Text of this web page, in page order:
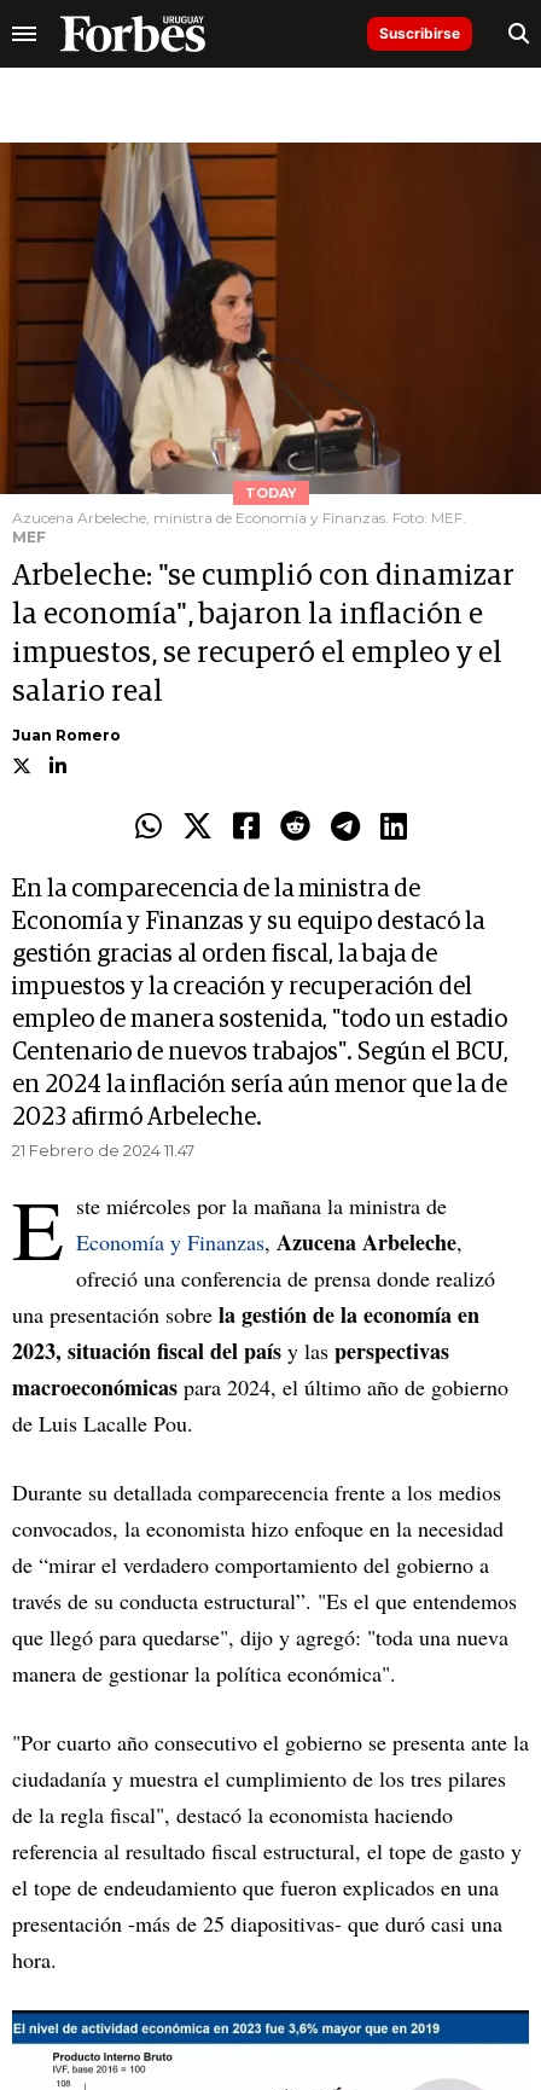
Suscribirse
TODAY
Azucena Arbeleche, ministra de Economía y Finanzas. Foto: MEF.
MEF
Arbeleche: "se cumplió con dinamizar
la economía", bajaron la inflación e
impuestos, se recuperó el empleo y el
salario real
Juan Romero
En la comparecencia de la ministra de
Economía y Finanzas y su equipo destacó la
gestión gracias al orden fiscal, la baja de
impuestos y la creación y recuperación del
empleo de manera sostenida, "todo un estadio
Centenario de nuevos trabajos". Según el BCU,
en 2024 la inflación sería aún menor que la de
2023 afirmó Arbeleche.
21 Febrero de 2024 11.47
E ste miércoles por la mañana la ministra de
Economía y Finanzas, Azucena Arbeleche,
ofreció una conferencia de prensa donde realizó
una presentación sobre la gestión de la economía en
2023, situación fiscal del país y las perspectivas
macroeconómicas para 2024, el último año de gobierno
de Luis Lacalle Pou.
Durante su detallada comparecencia frente a los medios
convocados, la economista hizo enfoque en la necesidad
de “mirar el verdadero comportamiento del gobierno a
través de su conducta estructural”. "Es el que entendemos
que llegó para quedarse", dijo y agregó: "toda una nueva
manera de gestionar la política económica".
"Por cuarto año consecutivo el gobierno se presenta ante la
ciudadanía y muestra el cumplimiento de los tres pilares
de la regla fiscal", destacó la economista haciendo
referencia al resultado fiscal estructural, el tope de gasto y
el tope de endeudamiento que fueron explicados en una
presentación -más de 25 diapositivas- que duró casi una
hora.